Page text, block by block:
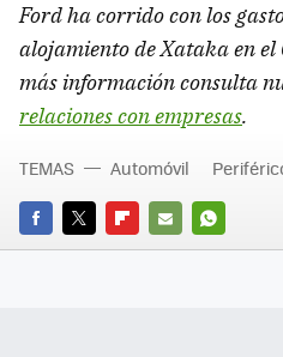
Ford ha corrido con los
alojamiento de Xataka en el
más información consulta
relaciones con empresas.
FACEBOOK
TWITTERFLIPBOARD
E-
WHATSAPP
TEMAS Automóvil